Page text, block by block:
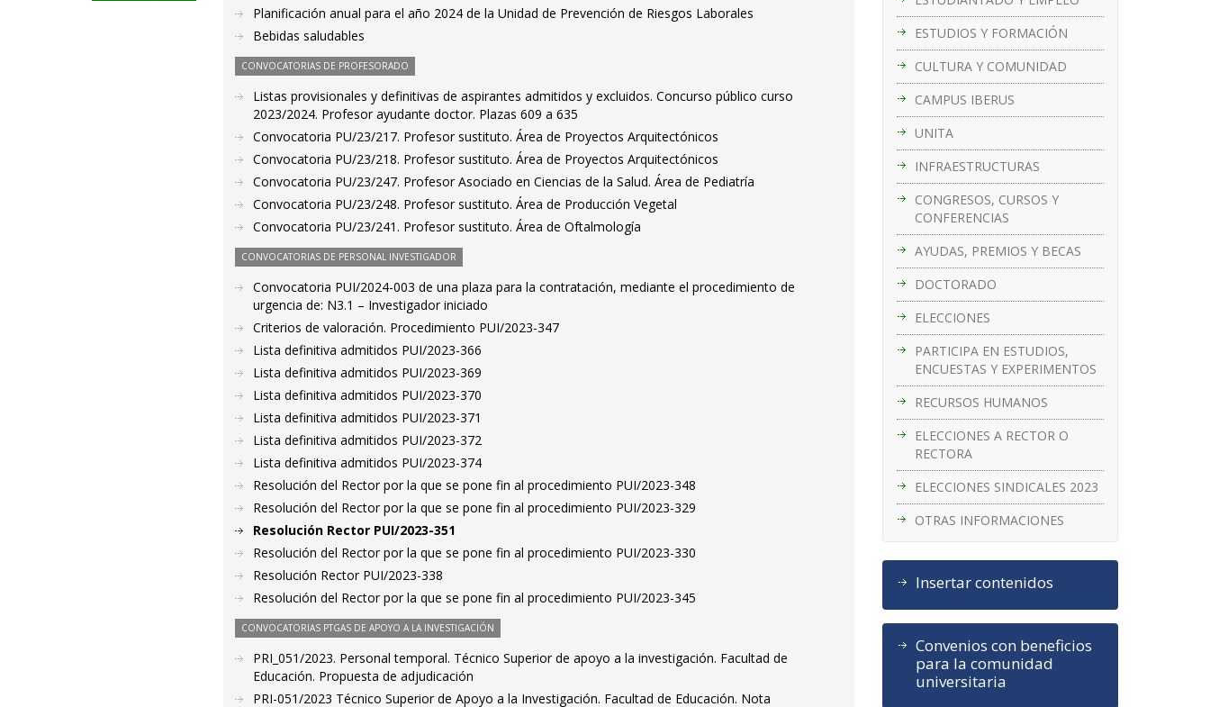
ESTUDIOS Y FORMACIÓN
CULTURA Y COMUNIDAD
CAMPUS IBERUS
UNITA
INFRAESTRUCTURAS
CONGRESOS, CURSOS Y
CONFERENCIAS
AYUDAS, PREMIOS Y BECAS
DOCTORADO
ELECCIONES
PARTICIPA EN ESTUDIOS,
ENCUESTAS Y EXPERIMENTOS
RECURSOS HUMANOS
ELECCIONES A RECTOR O
RECTORA
ELECCIONES SINDICALES 2023
OTRAS INFORMACIONES
Insertar contenidos
Convenios con beneficios
para la comunidad
universitaria
Planificación anual para el año 2024 de la Unidad de Prevención de Riesgos Laborales
Bebidas saludables
CONVOCATORIAS DE PROFESORADO
Listas provisionales y definitivas de aspirantes admitidos y excluidos. Concurso público curso
2023/2024. Profesor ayudante doctor. Plazas 609 a 635
Convocatoria PU/23/217. Profesor sustituto. Área de Proyectos Arquitectónicos
Convocatoria PU/23/218. Profesor sustituto. Área de Proyectos Arquitectónicos
Convocatoria PU/23/247. Profesor Asociado en Ciencias de la Salud. Área de Pediatría
Convocatoria PU/23/248. Profesor sustituto. Área de Producción Vegetal
Convocatoria PU/23/241. Profesor sustituto. Área de Oftalmología
CONVOCATORIAS DE PERSONAL INVESTIGADOR
Convocatoria PUI/2024-003 de una plaza para la contratación, mediante el procedimiento de
urgencia de: N3.1 – Investigador iniciado
Criterios de valoración. Procedimiento PUI/2023-347
Lista definitiva admitidos PUI/2023-366
Lista definitiva admitidos PUI/2023-369
Lista definitiva admitidos PUI/2023-370
Lista definitiva admitidos PUI/2023-371
Lista definitiva admitidos PUI/2023-372
Lista definitiva admitidos PUI/2023-374
Resolución del Rector por la que se pone fin al procedimiento PUI/2023-348
Resolución del Rector por la que se pone fin al procedimiento PUI/2023-329
Resolución Rector PUI/2023-351
Resolución del Rector por la que se pone fin al procedimiento PUI/2023-330
Resolución Rector PUI/2023-338
Resolución del Rector por la que se pone fin al procedimiento PUI/2023-345
CONVOCATORIAS PTGAS DE APOYO A LA INVESTIGACIÓN
PRI_051/2023. Personal temporal. Técnico Superior de apoyo a la investigación. Facultad de
Educación. Propuesta de adjudicación
PRI-051/2023 Técnico Superior de Apoyo a la Investigación. Facultad de Educación. Nota